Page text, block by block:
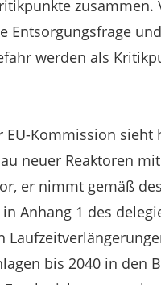
zusammen.
Entsorgungsfrage
werden als
EU-Kommission sieht
neuer Reaktoren
er nimmt gemäß
Anhang 1 des
bis 2040 in den